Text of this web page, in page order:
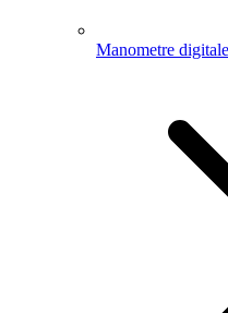
Manometre